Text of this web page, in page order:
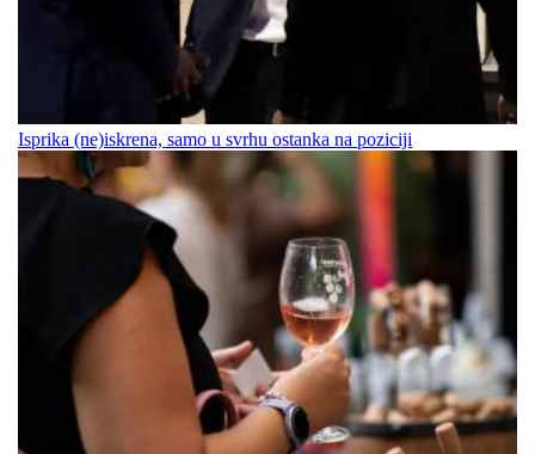
Isprika (ne)iskrena, samo u svrhu ostanka na poziciji